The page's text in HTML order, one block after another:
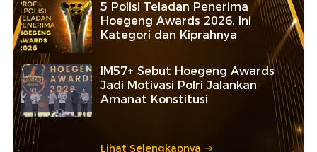
5 Polisi Teladan Penerima
Hoegeng Awards 2026, Ini
Kategori dan Kiprahnya
IM57+ Sebut Hoegeng Awards
Jadi Motivasi Polri Jalankan
Amanat Konstitusi
Lihat Selengkapnya